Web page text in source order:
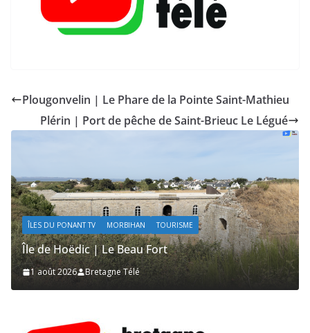
Plougonvelin | Le Phare de la Pointe Saint-Mathieu
Plérin | Port de pêche de Saint-Brieuc Le Légué
ÎLES DU PONANT TV MORBIHAN TOURISME
Île de Hoëdic | Le Beau Fort
1 août 2026 Bretagne Télé
Île